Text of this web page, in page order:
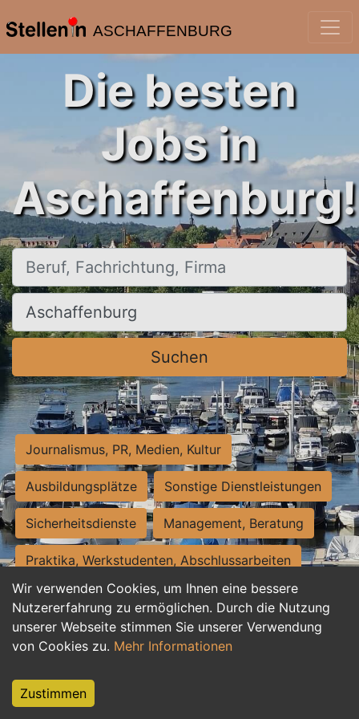
ASCHAFFENBURG
Wir verwenden Cookies, um Ihnen eine bessere
Nutzererfahrung zu ermöglichen. Durch die Nutzung
unserer Webseite stimmen Sie unserer Verwendung
von Cookies zu. Mehr Informationen
Zustimmen
Die besten
Jobs in
Aschaffenburg!
Beruf, Fachrichtung, Firma
Ort, Stadt
Suchen
Journalismus, PR, Medien, Kultur
Ausbildungsplätze Sonstige Dienstleistungen
Sicherheitsdienste Management, Beratung
Praktika, Werkstudenten, Abschlussarbeiten
Personalwesen Assistenz, Sekretariat
Hilfskräfte, Aushilfs- und Nebenjobs
Weiterbildung, Studium, duale Ausbildung